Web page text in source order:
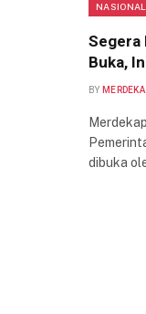
NASIONAL
Segera
Buka,
BY
dibuka